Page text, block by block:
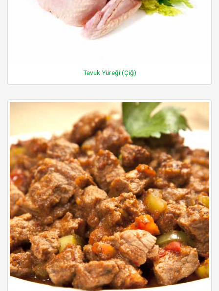
Tavuk Yüreği (Çiğ)